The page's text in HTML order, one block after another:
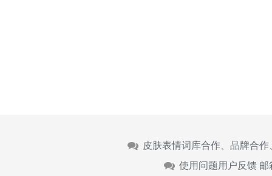
皮肤表情词库合作、品牌合
使用问题用户反馈 邮